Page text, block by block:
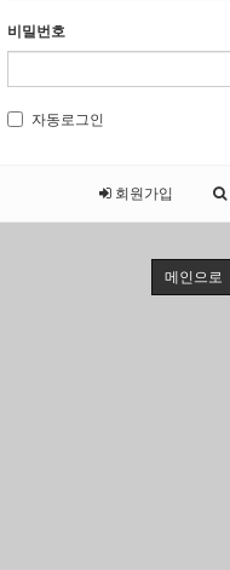
비밀번호
자동로그인
회원가입
메인으로